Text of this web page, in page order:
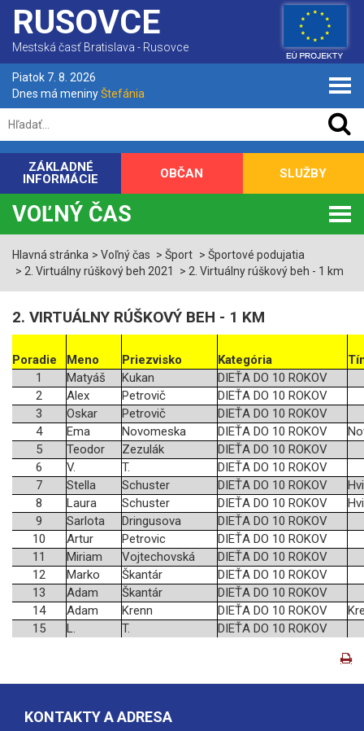
RUSOVCE
Mestská časť Bratislava - Rusovce
Piatok 7. 8. 2026
Dnes má meninyŠtefánia
ZÁKLADNÉ
INFORMÁCIE
OBČAN SLUŽBY
VOĽNÝ ČAS
Hlavná stránka Voľný čas Šport
Športové podujatia
2. Virtuálny rúškový beh 2021
2. Virtuálny rúškový beh - 1 km
2. VIRTUÁLNY RÚŠKOVÝ BEH - 1 KM
Poradie Meno Priezvisko Kategória
1
Matyáš Kukan
DIEŤA DO 10 ROKOV
2
Alex Petrovič
DIEŤA DO 10 ROKOV
3
Oskar Petrovič
DIEŤA DO 10 ROKOV
4
Ema Novomeska DIEŤA DO 10 ROKOV
5
Teodor Zezulák
DIEŤA DO 10 ROKOV
6
V. T.
DIEŤA DO 10 ROKOV
7
Stella Schuster DIEŤA DO 10 ROKOV
8
Laura Schuster DIEŤA DO 10 ROKOV
9
Sarlota Dringusova
DIEŤA DO 10 ROKOV
10
Artur Petrovic
DIEŤA DO 10 ROKOV
11
Miriam Vojtechovská
DIEŤA DO 10 ROKOV
12
Marko Škantár
DIEŤA DO 10 ROKOV
13
Adam Škantár
DIEŤA DO 10 ROKOV
14
Adam Krenn DIEŤA DO 10 ROKOV
15
L. T. DIEŤA DO 10 ROKOV
KONTAKTY A ADRESA